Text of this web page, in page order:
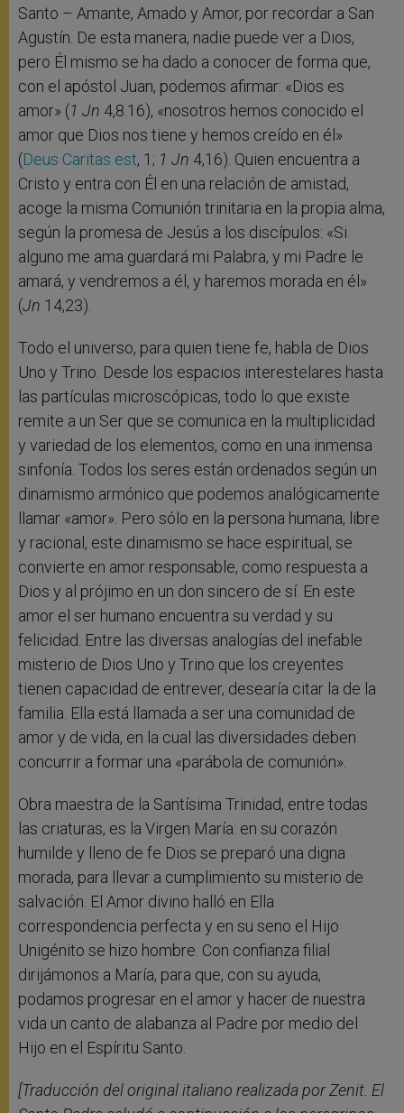
Santo – Amante, Amado y Amor, por recordar a San
Agustín. De esta manera, nadie puede ver a Dios,
pero Él mismo se ha dado a conocer de forma que,
con el apóstol Juan, podemos afirmar: «Dios es
amor» (1 Jn 4,8.16), «nosotros hemos conocido el
amor que Dios nos tiene y hemos creído en él»
(Deus Caritas est, 1; 1 Jn 4,16). Quien encuentra a
Cristo y entra con Él en una relación de amistad,
acoge la misma Comunión trinitaria en la propia alma,
según la promesa de Jesús a los discípulos: «Si
alguno me ama guardará mi Palabra, y mi Padre le
amará, y vendremos a él, y haremos morada en él»
(Jn 14,23).
Todo el universo, para quien tiene fe, habla de Dios
Uno y Trino. Desde los espacios interestelares hasta
las partículas microscópicas, todo lo que existe
remite a un Ser que se comunica en la multiplicidad
y variedad de los elementos, como en una inmensa
sinfonía. Todos los seres están ordenados según un
dinamismo armónico que podemos analógicamente
llamar «amor». Pero sólo en la persona humana, libre
y racional, este dinamismo se hace espiritual, se
convierte en amor responsable, como respuesta a
Dios y al prójimo en un don sincero de sí. En este
amor el ser humano encuentra su verdad y su
felicidad. Entre las diversas analogías del inefable
misterio de Dios Uno y Trino que los creyentes
tienen capacidad de entrever, desearía citar la de la
familia. Ella está llamada a ser una comunidad de
amor y de vida, en la cual las diversidades deben
concurrir a formar una «parábola de comunión».
Obra maestra de la Santísima Trinidad, entre todas
las criaturas, es la Virgen María: en su corazón
humilde y lleno de fe Dios se preparó una digna
morada, para llevar a cumplimiento su misterio de
salvación. El Amor divino halló en Ella
correspondencia perfecta y en su seno el Hijo
Unigénito se hizo hombre. Con confianza filial
dirijámonos a María, para que, con su ayuda,
podamos progresar en el amor y hacer de nuestra
vida un canto de alabanza al Padre por medio del
Hijo en el Espíritu Santo.
[Traducción del original italiano realizada por Zenit. El